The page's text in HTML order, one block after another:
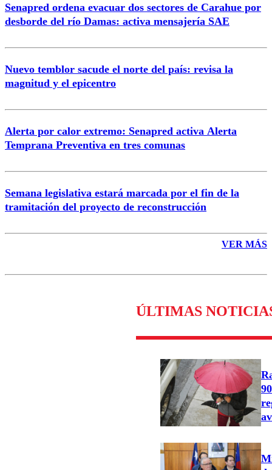
Correo
Senapred ordena evacuar dos sectores de Carahue por
desborde del río Damas: activa mensajería SAE
Nuevo temblor sacude el norte del país: revisa la
magnitud y el epicentro
Alerta por calor extremo: Senapred activa Alerta
Temprana Preventiva en tres comunas
Semana legislativa estará marcada por el fin de la
tramitación del proyecto de reconstrucción
VER MÁS
ÚLTIMAS